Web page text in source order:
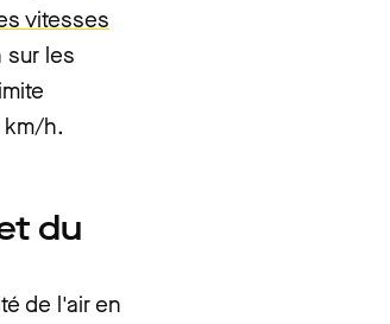
vitesses
sur les
km/h.
du
de l'air en